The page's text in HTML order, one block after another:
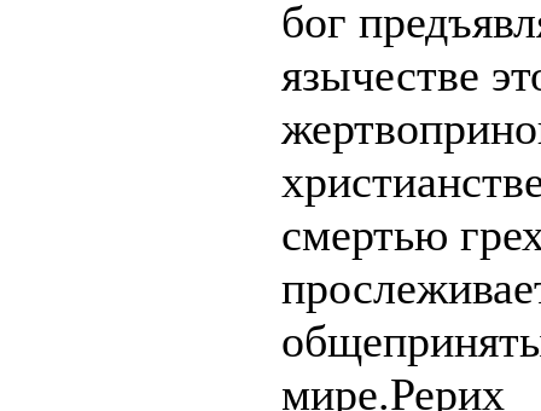
бог
язычестве
смертью
мире.Рерих